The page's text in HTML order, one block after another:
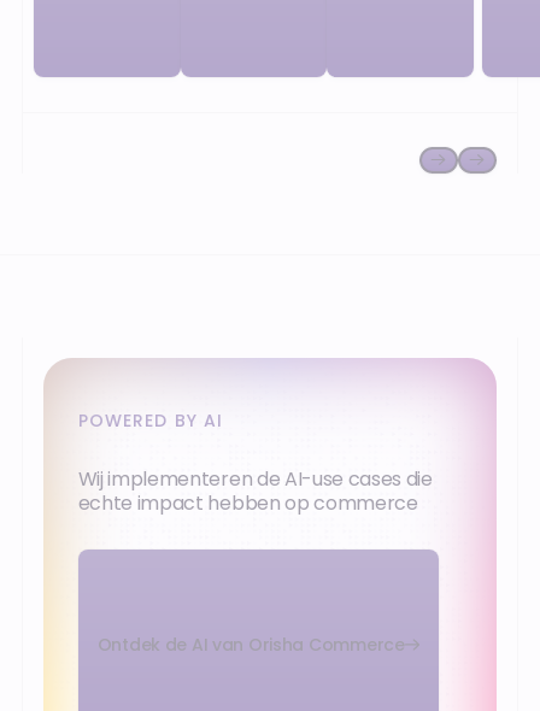
en je ambities
netwerk en het
POWERED BY AI
Wij implementeren de AI-use cases die
echte impact hebben op commerce
Ontdek de AI van Orisha Commerce